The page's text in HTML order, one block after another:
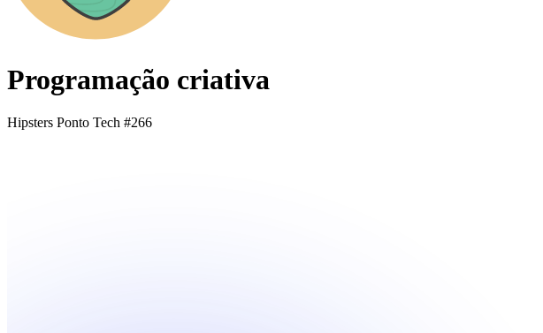
Programação criativa
Hipsters Ponto Tech #266